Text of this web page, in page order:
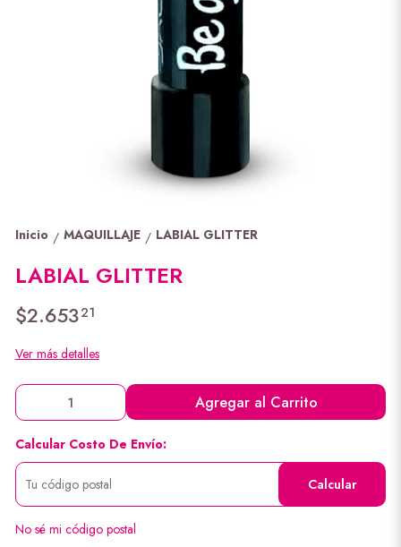
Inicio / MAQUILLAJE / LABIAL GLITTER
LABIAL GLITTER
$2.65321
Ver más detalles
Agregar al Carrito
Calcular Costo De Envío:
Calcular
No sé mi código postal